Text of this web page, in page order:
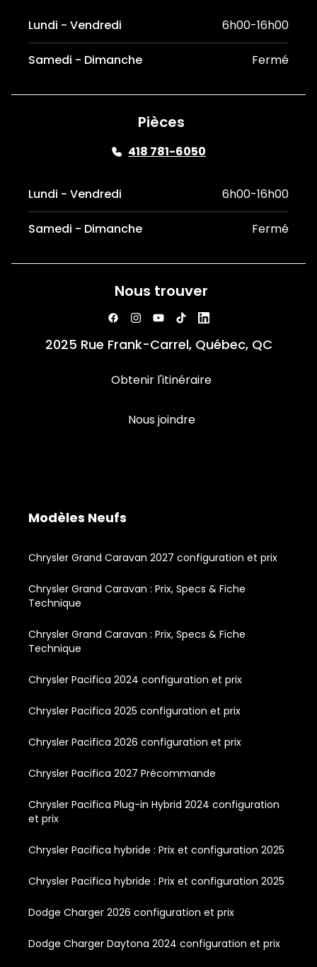
Lundi - Vendredi 6h00-16h00
Samedi - Dimanche Fermé
Pièces
418 781-6050
Lundi - Vendredi 6h00-16h00
Samedi - Dimanche Fermé
Nous trouver
2025 Rue Frank-Carrel, Québec, QC
Obtenir l'itinéraire
Nous joindre
Modèles Neufs
Chrysler Grand Caravan 2027 configuration et prix
Chrysler Grand Caravan : Prix, Specs & Fiche
Technique
Chrysler Grand Caravan : Prix, Specs & Fiche
Technique
Chrysler Pacifica 2024 configuration et prix
Chrysler Pacifica 2025 configuration et prix
Chrysler Pacifica 2026 configuration et prix
Chrysler Pacifica 2027 Précommande
Chrysler Pacifica Plug-in Hybrid 2024 configuration
et prix
Chrysler Pacifica hybride : Prix et configuration 2025
Chrysler Pacifica hybride : Prix et configuration 2025
Dodge Charger 2026 configuration et prix
Dodge Charger Daytona 2024 configuration et prix